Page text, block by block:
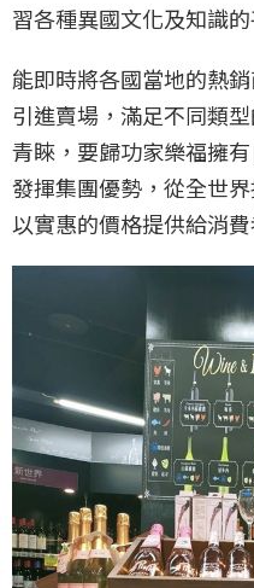
習各種異國文化及知識的
能即時將各國當地的熱
引進賣場，滿足不同類
青睞，要歸功家樂福擁
發揮集團優勢，從全世
以實惠的價格提供給消